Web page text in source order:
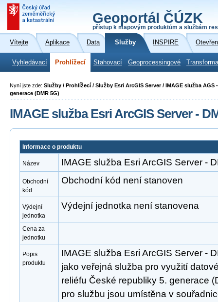
Geoportál ČÚZK
přístup k mapovým produktům a službám
Vítejte Aplikace Data Služby INSPIRE
Vyhledávací Prohlížecí Stahovací Geoprocessingové
Nyní jste zde: Služby / Prohlížecí / Služby Esri ArcGIS Server / IMAGE služba
generace (DMR 5G)
IMAGE služba Esri ArcGIS Server -
Informace o produktu
Název IMAGE služba Esri ArcGIS Server -
Obchodní
kód
Obchodní kód není stanoven
Výdejní
jednotka
Výdejní jednotka není stanovena
Cena za
jednotku
Popis
produktu
IMAGE služba Esri ArcGIS Server -
jako veřejná služba pro využití
reliéfu České republiky 5. generace
pro službu jsou umístěna v